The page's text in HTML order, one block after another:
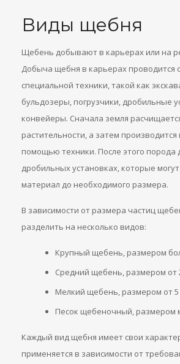
Виды щебня
Щебень добывают в карьерах или на
Добыча щебня в карьерах проводится
специальной техники, такой как
бульдозеры, погрузчики, дробильные
конвейеры. Сначала земля
растительности, а затем
помощью техники. После этого порода
дробильных установках, которые
материал до необходимого размера.
В зависимости от размера частиц
разделить на несколько видов:
Крупный щебень, размером
Средний щебень, размером от
Мелкий щебень, размером от 5
Песок щебеночный, размером
Каждый вид щебня имеет свои
применяется в зависимости от